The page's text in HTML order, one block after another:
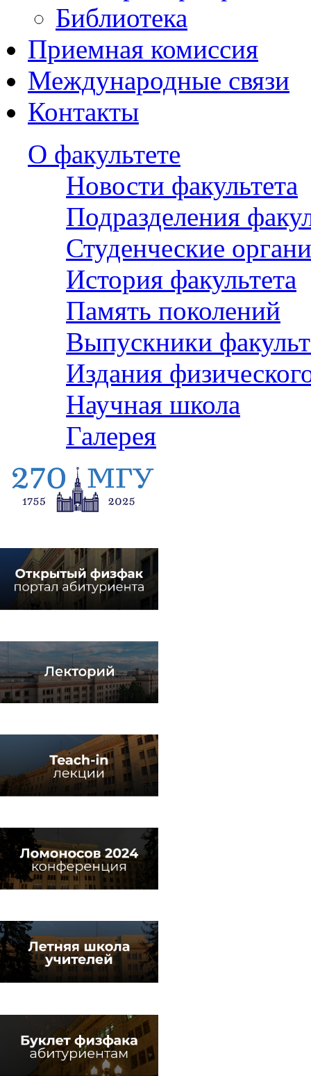
Библиотека
Приемная комиссия
Международные связи
Контакты
О факультете
Новости факультета
Подразделения
Студенческие
История факультета
Память поколений
Выпускники
Издания
Научная школа
Галерея